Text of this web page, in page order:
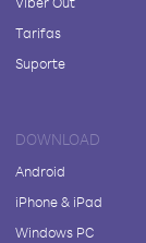
Tarifas
Suporte
DOWNLOAD
Android
iPhone & iPad
Windows PC